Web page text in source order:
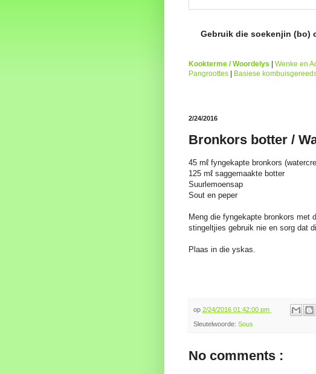
Gebruik die soekenjin (bo)
Kookterme / Woordelys Wenke en
Pangroottes
Basiese
2/24/2016
Bronkors botter /
45 mℓ fyngekapte bronkors
125 mℓ saggemaakte botter
Suurlemoensap
Sout en peper
Meng die fyngekapte bronkors met
stingeltjies gebruik nie en sorg dat
Plaas in die yskas.
op 2/24/2016 01:42:00 pm
Sleutelwoorde: Sous
No comments :